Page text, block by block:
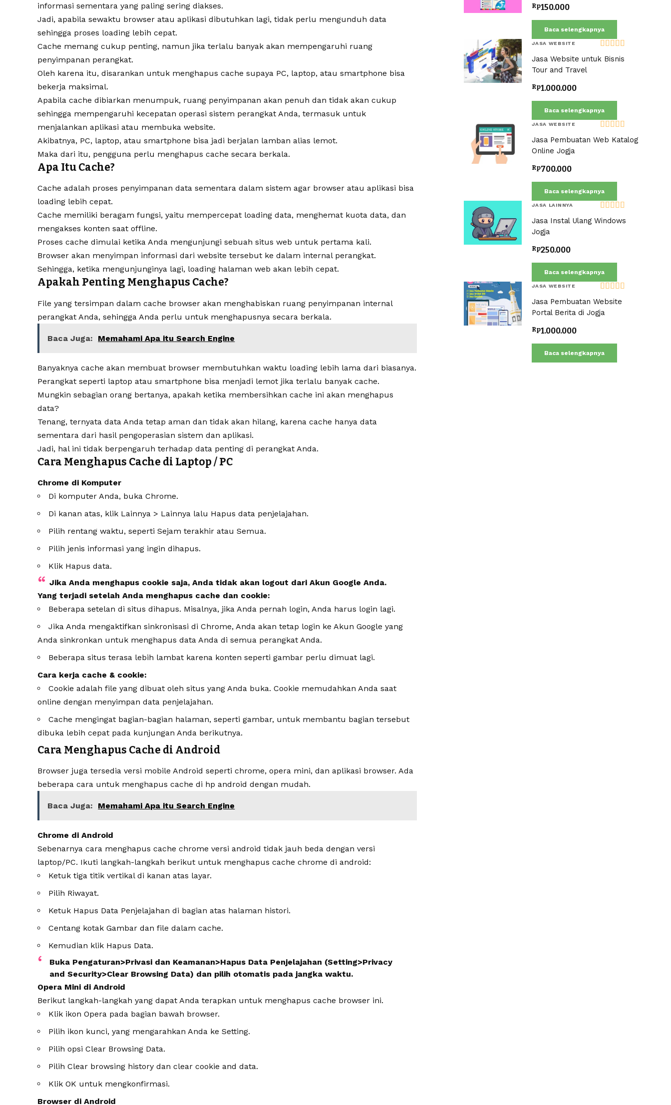
informasi sementara yang paling sering diakses.
Jadi, apabila sewaktu browser atau aplikasi dibutuhkan lagi, tidak perlu mengunduh data
sehingga proses loading lebih cepat.
Cache memang cukup penting, namun jika terlalu banyak akan mempengaruhi ruang
penyimpanan perangkat.
Oleh karena itu, disarankan untuk menghapus cache supaya PC, laptop, atau smartphone bisa
bekerja maksimal.
Apabila cache dibiarkan menumpuk, ruang penyimpanan akan penuh dan tidak akan cukup
sehingga mempengaruhi kecepatan operasi sistem perangkat Anda, termasuk untuk
menjalankan aplikasi atau membuka website.
Akibatnya, PC, laptop, atau smartphone bisa jadi berjalan lamban alias lemot.
Maka dari itu, pengguna perlu menghapus cache secara berkala.
Apa Itu Cache?
Cache adalah proses penyimpanan data sementara dalam sistem agar browser atau aplikasi bisa
loading lebih cepat.
Cache memiliki beragam fungsi, yaitu mempercepat loading data, menghemat kuota data, dan
mengakses konten saat offline.
Proses cache dimulai ketika Anda mengunjungi sebuah situs web untuk pertama kali.
Browser akan menyimpan informasi dari website tersebut ke dalam internal perangkat.
Sehingga, ketika mengunjunginya lagi, loading halaman web akan lebih cepat.
Apakah Penting Menghapus Cache?
File yang tersimpan dalam cache browser akan menghabiskan ruang penyimpanan internal
perangkat Anda, sehingga Anda perlu untuk menghapusnya secara berkala.
Baca Juga: Memahami Apa itu Search Engine
Banyaknya cache akan membuat browser membutuhkan waktu loading lebih lama dari biasanya.
Perangkat seperti laptop atau smartphone bisa menjadi lemot jika terlalu banyak cache.
Mungkin sebagian orang bertanya, apakah ketika membersihkan cache ini akan menghapus
data?
Tenang, ternyata data Anda tetap aman dan tidak akan hilang, karena cache hanya data
sementara dari hasil pengoperasian sistem dan aplikasi.
Jadi, hal ini tidak berpengaruh terhadap data penting di perangkat Anda.
Cara Menghapus Cache di Laptop / PC
Chrome di Komputer
Di komputer Anda, buka Chrome.
Di kanan atas, klik Lainnya > Lainnya lalu Hapus data penjelajahan.
Pilih rentang waktu, seperti Sejam terakhir atau Semua.
Pilih jenis informasi yang ingin dihapus.
Klik Hapus data.
Jika Anda menghapus cookie saja, Anda tidak akan logout dari Akun Google Anda.
Yang terjadi setelah Anda menghapus cache dan cookie:
Beberapa setelan di situs dihapus. Misalnya, jika Anda pernah login, Anda harus login lagi.
Jika Anda mengaktifkan sinkronisasi di Chrome, Anda akan tetap login ke Akun Google yang
Anda sinkronkan untuk menghapus data Anda di semua perangkat Anda.
Beberapa situs terasa lebih lambat karena konten seperti gambar perlu dimuat lagi.
Cara kerja cache & cookie:
Cookie adalah file yang dibuat oleh situs yang Anda buka. Cookie memudahkan Anda saat
online dengan menyimpan data penjelajahan.
Cache mengingat bagian-bagian halaman, seperti gambar, untuk membantu bagian tersebut
dibuka lebih cepat pada kunjungan Anda berikutnya.
Cara Menghapus Cache di Android
Browser juga tersedia versi mobile Android seperti chrome, opera mini, dan aplikasi browser. Ada
beberapa cara untuk menghapus cache di hp android dengan mudah.
Baca Juga: Memahami Apa itu Search Engine
Chrome di Android
Sebenarnya cara menghapus cache chrome versi android tidak jauh beda dengan versi
laptop/PC. Ikuti langkah-langkah berikut untuk menghapus cache chrome di android:
Ketuk tiga titik vertikal di kanan atas layar.
Pilih Riwayat.
Ketuk Hapus Data Penjelajahan di bagian atas halaman histori.
Centang kotak Gambar dan file dalam cache.
Kemudian klik Hapus Data.
Buka Pengaturan>Privasi dan Keamanan>Hapus Data Penjelajahan (Setting>Privacy
and Security>Clear Browsing Data) dan pilih otomatis pada jangka waktu.
Opera Mini di Android
Berikut langkah-langkah yang dapat Anda terapkan untuk menghapus cache browser ini.
Klik ikon Opera pada bagian bawah browser.
Pilih ikon kunci, yang mengarahkan Anda ke Setting.
Pilih opsi Clear Browsing Data.
Pilih Clear browsing history dan clear cookie and data.
Klik OK untuk mengkonfirmasi.
Browser di Android
Rp150.000
Baca selengkapnya
JASA WEBSITE
Dinilai
dari 5
Jasa Website untuk Bisnis
Tour and Travel
Rp1.000.000
Baca selengkapnya
JASA WEBSITE
Dinilai
5.00
dari 5
Jasa Pembuatan Web Katalog
Online Jogja
Rp700.000
Baca selengkapnya
JASA LAINNYA
Dinilai
dari 5
Jasa Instal Ulang Windows
Jogja
Rp250.000
Baca selengkapnya
JASA WEBSITE
Dinilai
dari 5
Jasa Pembuatan Website
Portal Berita di Jogja
Rp1.000.000
Baca selengkapnya